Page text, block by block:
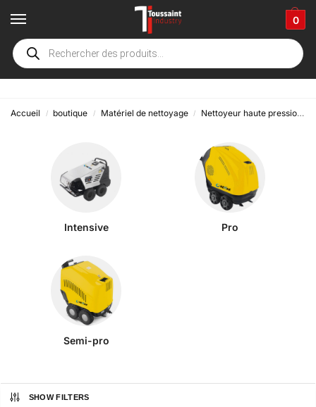
0
Mobile
Accueil / boutique / Matériel de nettoyage / Nettoyeur haute pression
Intensive Pro
Semi-pro
SHOW FILTERS